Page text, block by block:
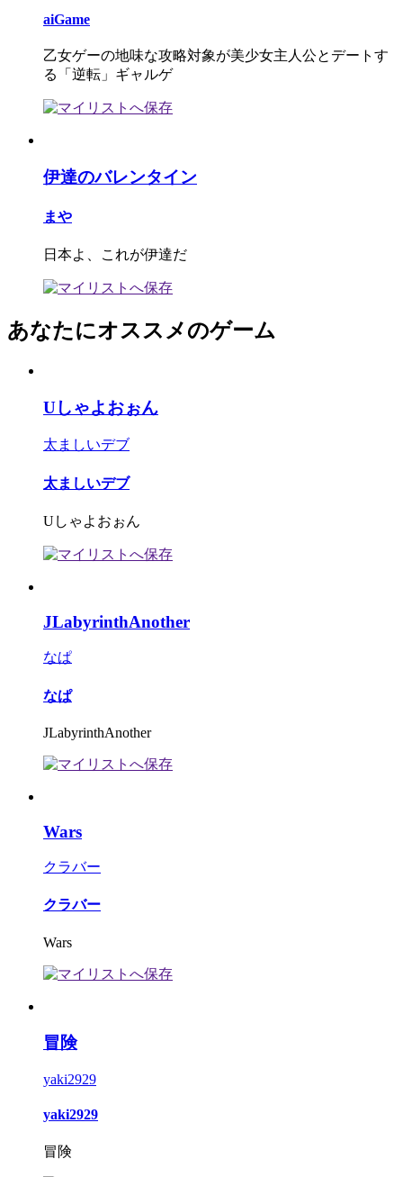
aiGame
乙女ゲーの地味な攻略対象が美少女主人公とデートす
る「逆転」ギャルゲ
伊達のバレンタイン
まや
日本よ、これが伊達だ
あなたにオススメのゲーム
Uしゃよおぉん
太ましいデブ
太ましいデブ
Uしゃよおぉん
JLabyrinthAnother
なぱ
なぱ
JLabyrinthAnother
Wars
クラバー
クラバー
Wars
冒険
yaki2929
yaki2929
冒険